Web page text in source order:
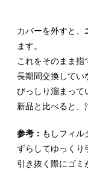
カバーを外すと、
ます。
これをそのまま指
長期間交換してい
びっしり溜まって
新品と比べると、
参考： もしフィ
ずらしてゆっくり
引き抜く際にゴミ